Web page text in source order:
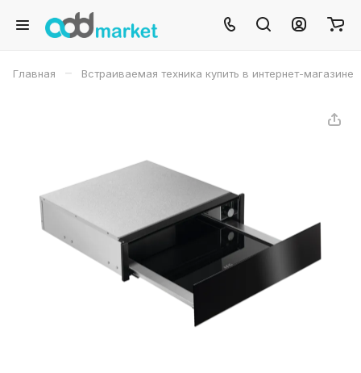
Главная – Встраиваемая техника купить в интернет-магазине